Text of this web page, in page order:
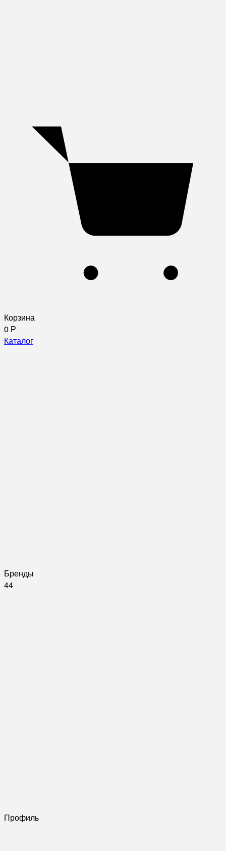
Корзина
0 Р
Каталог
Бренды
44
Профиль